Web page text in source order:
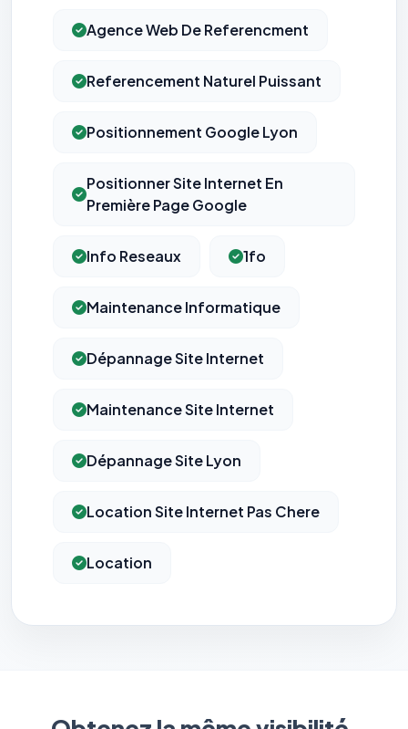
Agence Web De Referencment
Referencement Naturel Puissant
Positionnement Google Lyon
Positionner Site Internet En
Première Page Google
Info Reseaux 1fo
Maintenance Informatique
Dépannage Site Internet
Maintenance Site Internet
Dépannage Site Lyon
Location Site Internet Pas Chere
Location